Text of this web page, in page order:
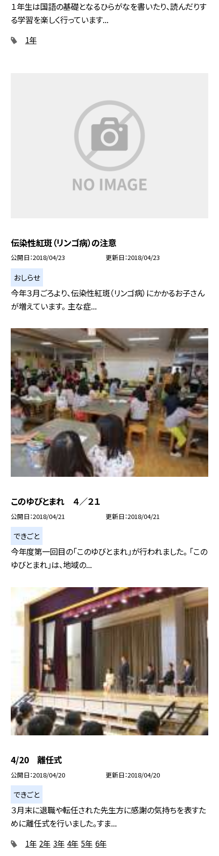
１年生は国語の基礎となるひらがなを書いたり、読んだりす
る学習を楽しく行っています...
1年
伝染性紅斑（リンゴ病）の注意
公開日 2018/04/23 更新日 2018/04/23
おしらせ
今年３月ごろより、伝染性紅斑（リンゴ病）にかかるお子さん
が増えています。 主な症...
このゆびとまれ ４／２１
公開日 2018/04/21 更新日 2018/04/21
できごと
今年度第一回目の「このゆびとまれ」が行われました。 「この
ゆびとまれ」は、地域の...
4/20 離任式
公開日 2018/04/20 更新日 2018/04/20
できごと
３月末に退職や転任された先生方に感謝の気持ちを表すた
めに離任式を行いました。すま...
1年 2年 3年 4年 5年 6年